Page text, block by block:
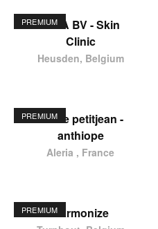
PREMIUMKIMA BV - Skin
Clinic
Heusden, Belgium
PREMIUM
elodie petitjean -
anthiope
Aleria , France
PREMIUMHarmonize